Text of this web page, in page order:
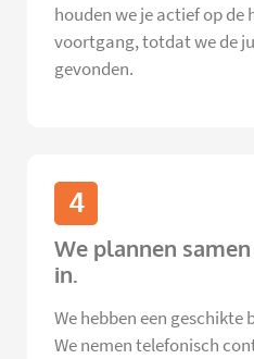
houden we je actief op de
voortgang, totdat we de
gevonden.
4
We plannen
in.
We hebben een geschikte
We nemen telefonisch